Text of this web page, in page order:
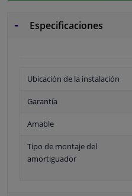
Especificaciones
Ubicación de la instalación
Garantía
Amable
Tipo de montaje del
amortiguador